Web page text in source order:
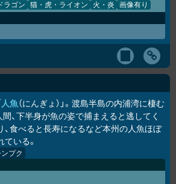
ラゴン 猫・虎・ライオン 火・炎 画像有り
人魚（にんぎょ）」。渡島半島の内浦湾に棲む
、下半身が魚の姿で捕まえると逃してく
食べると長寿になるなど本州の人魚ほぼ
いる。
プク